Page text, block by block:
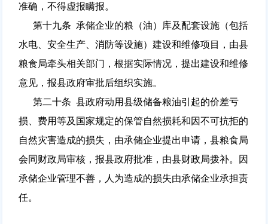
准确，不得虚报瞒报。
第十九条 承储企业的粮（油）库及配套设施（包括
水电、安全生产、消防等设施）建设和维修项目，由县
粮食局牵头相关部门，根据实际情况，提出建设和维修
意见，报县政府审批后组织实施。
第二十条 县政府动用县级储备粮油引起的价差亏
损、费用等及国家规定的保管自然损耗和因不可抗拒的
自然灾害造成的损失，由承储企业提出申请，县粮食局
会同财政局审核，报县政府批准，由县财政局拨补。因
承储企业管理不善，人为造成的损失由承储企业承担责
任。